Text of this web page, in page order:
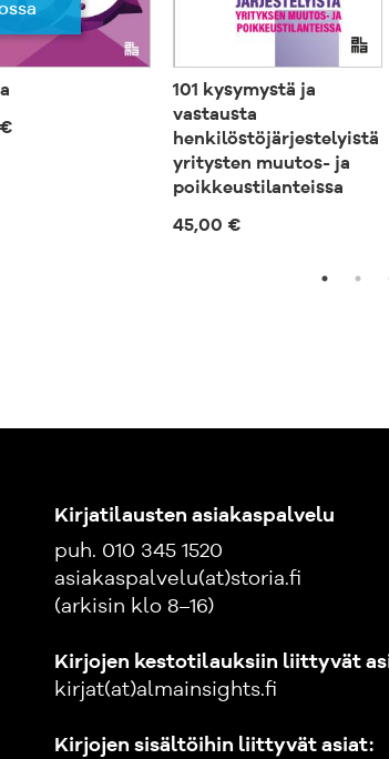
101 kysymystä ja
vastausta
henkilöstöjärjestelyistä
yritysten muutos- ja
poikkeustilanteissa
45,00 €
Kirjatilausten asiakaspalvelu
puh. 010 345 1520
asiakaspalvelu(at)storia.fi
(arkisin klo 8–16)
Kirjojen kestotilauksiin liittyvät
kirjat(at)almainsights.fi
Kirjojen sisältöihin liittyvät asiat: